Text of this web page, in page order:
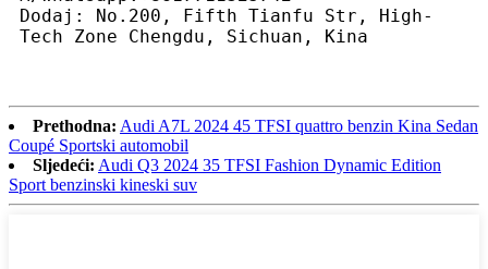
Dodaj: No.200, Fifth Tianfu Str, High-
Tech Zone Chengdu, Sichuan, Kina
Prethodna: Audi A7L 2024 45 TFSI quattro benzin Kina Sedan
Coupé Sportski automobil
Sljedeći: Audi Q3 2024 35 TFSI Fashion Dynamic Edition
Sport benzinski kineski suv